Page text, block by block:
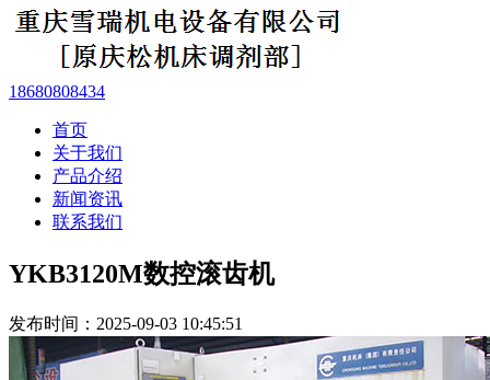
18680808434
首页
关于我们
产品介绍
新闻资讯
联系我们
YKB3120M数控滚齿机
发布时间：2025-09-03 10:45:51